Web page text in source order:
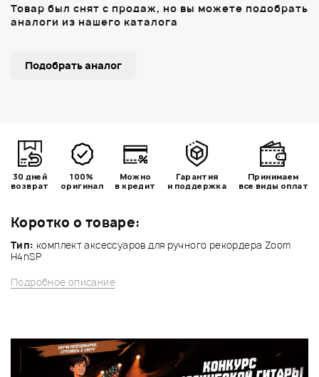
Коротко о товаре:
Тип: комплект аксессуаров для ручного рекордера Zoom
H4nSP
Подробное описание
Товар был снят с продаж, но вы можете подобрать
аналоги из нашего каталога
Подобрать аналог
30 дней
возврат
100%
оригинал
Можно
в кредит
Гарантия
и поддержка
Принимаем
все виды оплат